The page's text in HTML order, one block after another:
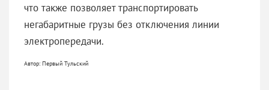
что также позволяет транспортировать
негабаритные грузы без отключения линии
электропередачи.
Автор: Первый Тульский